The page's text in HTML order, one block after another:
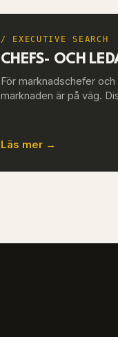
/ EXECUTIVE SEARCH
CHEFS- OCH
För marknadschefer
marknaden är på väg.
Läs mer →